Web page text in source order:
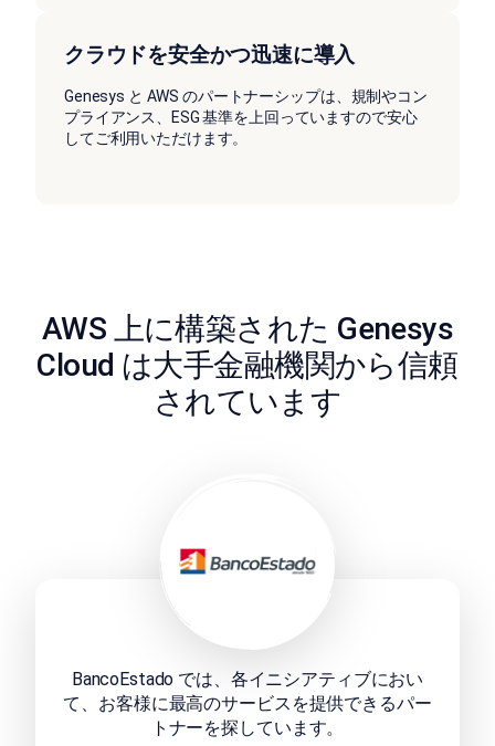
クラウドを安全かつ迅速に導入
Genesys と AWS のパートナーシップは、規制やコン
プライアンス、ESG 基準を上回っていますので安心
してご利用いただけます。
AWS 上に構築された Genesys
Cloud は大手金融機関から信頼
されています
BancoEstado では、各イニシアティブにおい
て、お客様に最高のサービスを提供できるパー
トナーを探しています。